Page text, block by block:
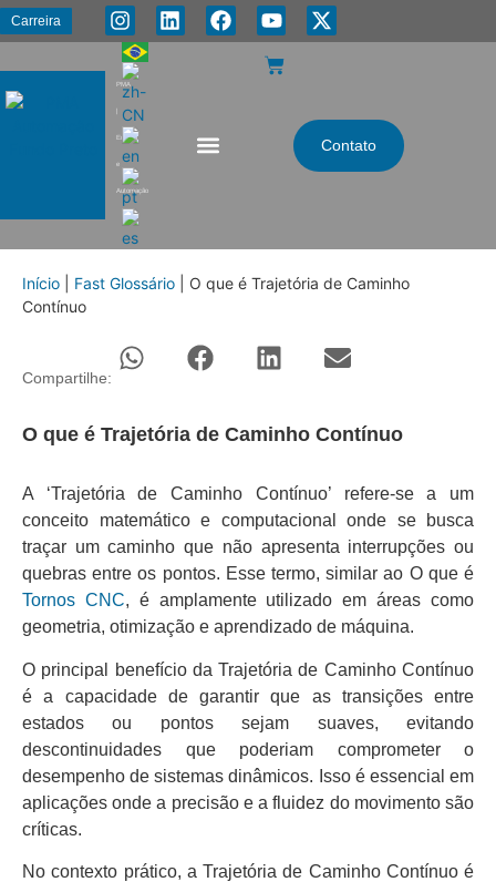
Carreira
PMA
|
Energia
e
Automação
Contato
Início Fast Glossário
O que é Trajetória de Caminho
Contínuo
Compartilhe:
O que é Trajetória de Caminho Contínuo
A ‘Trajetória de Caminho Contínuo’ refere-se a um
conceito matemático e computacional onde se busca
traçar um caminho que não apresenta interrupções ou
quebras entre os pontos. Esse termo, similar ao O que é
Tornos CNC, é amplamente utilizado em áreas como
geometria, otimização e aprendizado de máquina.
O principal benefício da Trajetória de Caminho Contínuo
é a capacidade de garantir que as transições entre
estados ou pontos sejam suaves, evitando
descontinuidades que poderiam comprometer o
desempenho de sistemas dinâmicos. Isso é essencial em
aplicações onde a precisão e a fluidez do movimento são
críticas.
No contexto prático, a Trajetória de Caminho Contínuo é